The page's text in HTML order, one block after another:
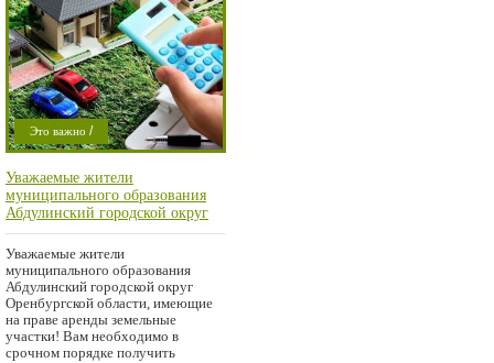
Это важно /
Криминал/
Проишествие
Уважаемые жители
муниципального образования
Абдулинский городской округ
Оренбургской области,
имеющие на праве аренды
земельные участки!
Уважаемые жители
муниципального образования
Абдулинский городской округ
Оренбургской области, имеющие
на праве аренды земельные
участки! Вам необходимо в
срочном порядке получить